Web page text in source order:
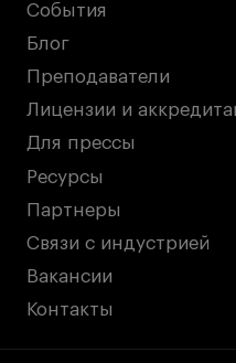
События
Блог
Преподаватели
Лицензии и
Для прессы
Ресурсы
Партнеры
Связи с индустрией
Вакансии
Контакты